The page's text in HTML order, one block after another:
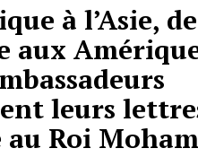
à l’Asie, de
aux
leurs
au Roi